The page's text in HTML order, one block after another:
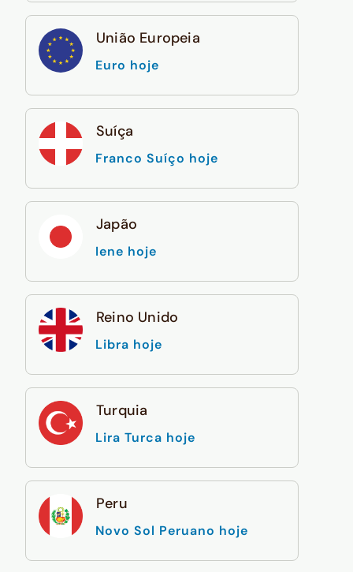
União Europeia
Euro hoje
Suíça
Franco Suíço hoje
Japão
Iene hoje
Reino Unido
Libra hoje
Turquia
Lira Turca hoje
Peru
Novo Sol Peruano hoje